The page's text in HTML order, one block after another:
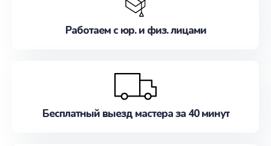
Работаем с юр. и физ. лицами
Бесплатный выезд мастера за 40 минут